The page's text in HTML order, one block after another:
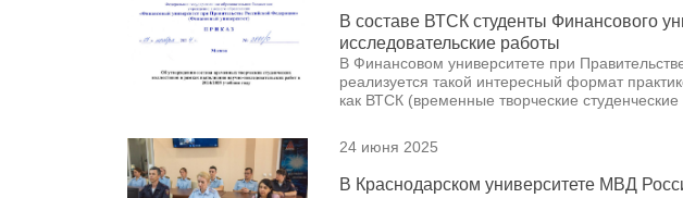
В составе ВТСК студенты Финансового
исследовательские работы
В Финансовом университете при
реализуется такой интересный формат
как ВТСК (временные творческие студенческие
24 июня 2025
В Краснодарском университете МВД